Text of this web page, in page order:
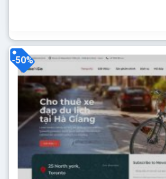
nhanh nhẹ tối ưu với các công...
-50%